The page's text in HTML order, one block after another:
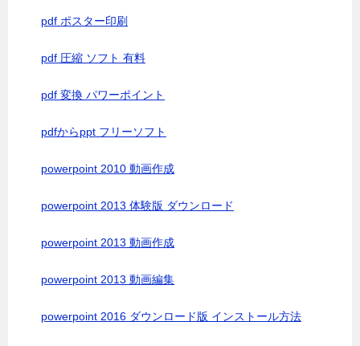
pdf ポスター印刷
pdf 圧縮 ソフト 有料
pdf 変換 パワーポイント
pdfからppt フリーソフト
powerpoint 2010 動画作成
powerpoint 2013 体験版 ダウンロード
powerpoint 2013 動画作成
powerpoint 2013 動画編集
powerpoint 2016 ダウンロード版 インストール方法